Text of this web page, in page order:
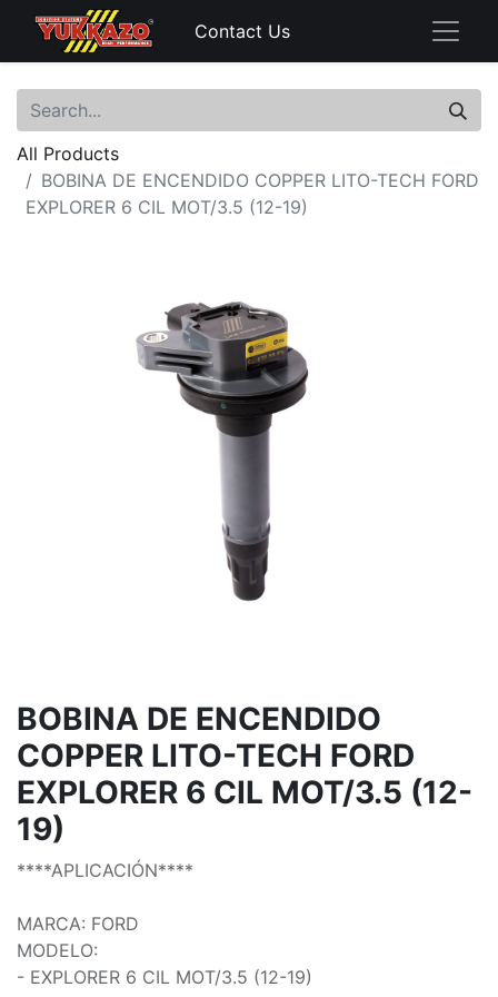
Contact Us
All Products
BOBINA DE ENCENDIDO COPPER LITO-TECH FORD
EXPLORER 6 CIL MOT/3.5 (12-19)
BOBINA DE ENCENDIDO
COPPER LITO-TECH FORD
EXPLORER 6 CIL MOT/3.5 (12-
19)
****APLICACIÓN****
MARCA: FORD
MODELO:
- EXPLORER 6 CIL MOT/3.5 (12-19)